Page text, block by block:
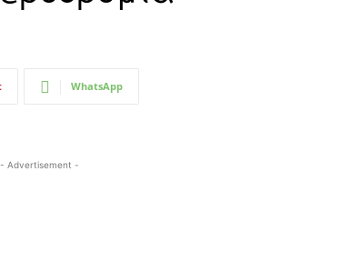
WhatsApp
- Advertisement -